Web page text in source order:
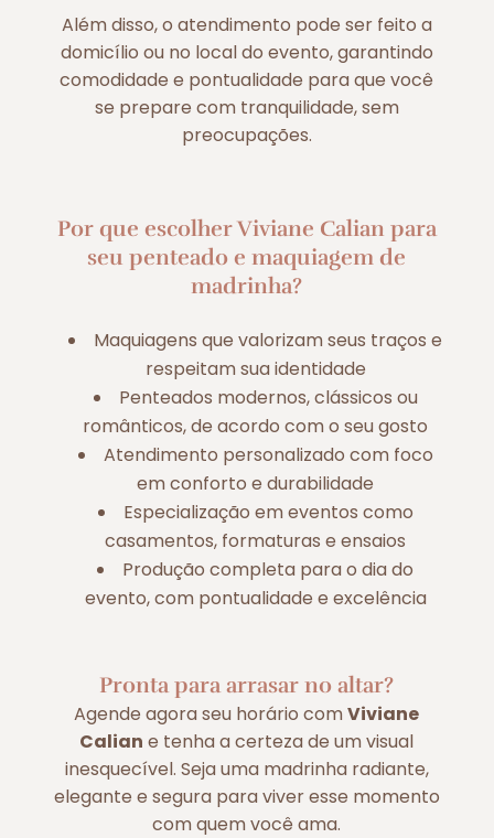
Além disso, o atendimento pode ser feito a
domicílio ou no local do evento, garantindo
comodidade e pontualidade para que você
se prepare com tranquilidade, sem
preocupações.
Por que escolher Viviane Calian para
seu penteado e maquiagem de
madrinha?
Maquiagens que valorizam seus traços e
respeitam sua identidade
Penteados modernos, clássicos ou
românticos, de acordo com o seu gosto
Atendimento personalizado com foco
em conforto e durabilidade
Especialização em eventos como
casamentos, formaturas e ensaios
Produção completa para o dia do
evento, com pontualidade e excelência
Pronta para arrasar no altar?
Agende agora seu horário comViviane
Calian e tenha a certeza de um visual
inesquecível. Seja uma madrinha radiante,
elegante e segura para viver esse momento
com quem você ama.